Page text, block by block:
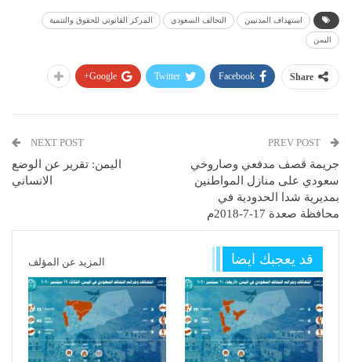
استهداف المدنيين التحالف السعودي المركز القانوني للحقوق والتنمية
اليمن
Share
Facebook
Twitter
Google+
جريمة قصف مدفعي وصاروخي
سعودي على منازل المواطنين
بمديرية شدا الحدودية في
محافظة صعدة 17-7-2018م
NEXT POST
اليمن: تقرير عن الوضع
الانساني
قد يعجبك ايضا المزيد عن المؤلف